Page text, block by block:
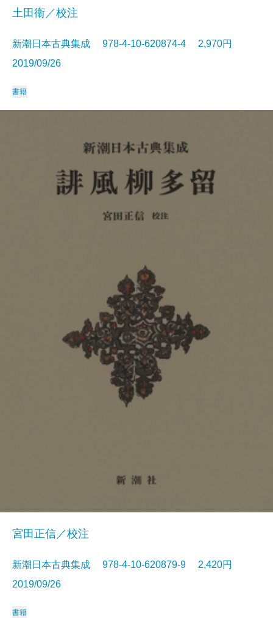
土田衞／校注
新潮日本古典集成 978-4-10-620874-4 2,970円
2019/09/26
書籍
宮田正信／校注
新潮日本古典集成 978-4-10-620879-9 2,420円
2019/09/26
書籍